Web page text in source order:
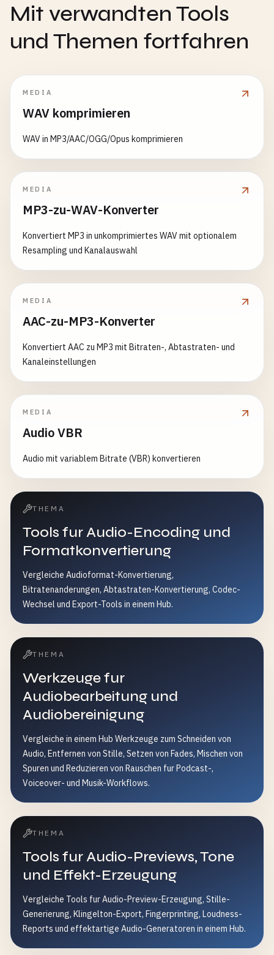
Mit verwandten Tools
und Themen fortfahren
MEDIA
WAV komprimieren
WAV in MP3/AAC/OGG/Opus komprimieren
MEDIA
MP3-zu-WAV-Konverter
Konvertiert MP3 in unkomprimiertes WAV mit optionalem
Resampling und Kanalauswahl
MEDIA
AAC-zu-MP3-Konverter
Konvertiert AAC zu MP3 mit Bitraten-, Abtastraten- und
Kanaleinstellungen
MEDIA
Audio VBR
Audio mit variablem Bitrate (VBR) konvertieren
THEMA
Tools fur Audio-Encoding und
Formatkonvertierung
Vergleiche Audioformat-Konvertierung,
Bitratenanderungen, Abtastraten-Konvertierung, Codec-
Wechsel und Export-Tools in einem Hub.
THEMA
Werkzeuge fur
Audiobearbeitung und
Audiobereinigung
Vergleiche in einem Hub Werkzeuge zum Schneiden von
Audio, Entfernen von Stille, Setzen von Fades, Mischen von
Spuren und Reduzieren von Rauschen fur Podcast-,
Voiceover- und Musik-Workflows.
THEMA
Tools fur Audio-Previews, Tone
und Effekt-Erzeugung
Vergleiche Tools fur Audio-Preview-Erzeugung, Stille-
Generierung, Klingelton-Export, Fingerprinting, Loudness-
Reports und effektartige Audio-Generatoren in einem Hub.